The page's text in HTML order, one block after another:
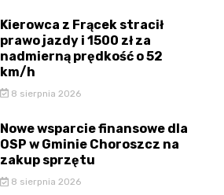
Kierowca z Frącek stracił
prawo jazdy i 1500 zł za
nadmierną prędkość o 52
km/h
8 sierpnia 2026
Nowe wsparcie finansowe dla
OSP w Gminie Choroszcz na
zakup sprzętu
8 sierpnia 2026